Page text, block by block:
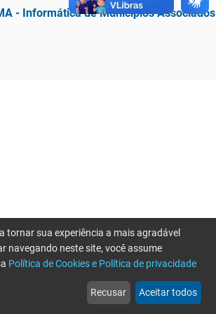
- Informática de Municípios Associados
web
Notícias
more_horiz
Mais
tornar sua experiência a mais agradável
navegando neste site, você assume
Política de Cookies e Política de privacidade
Recusar Aceitar todos
por favor tente novamente